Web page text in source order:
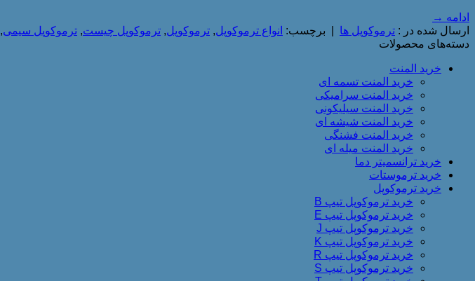
ادامه →
ارسال شده در : ترموکوپل ها برچسب: انواع ترموکوپل, ترموکوپل, ترموکوپل چیست, ترموکوپل سیمی,
دسته‌های محصولات
خرید المنت
خرید المنت تسمه ای
خرید المنت سرامیکی
خرید المنت سیلیکونی
خرید المنت شیشه ای
خرید المنت فشنگی
خرید المنت میله ای
خرید ترانسمیتر دما
خرید ترموستات
خرید ترموکوپل
خرید ترموکوپل تیپ B
خرید ترموکوپل تیپ E
خرید ترموکوپل تیپ J
خرید ترموکوپل تیپ K
خرید ترموکوپل تیپ R
خرید ترموکوپل تیپ S